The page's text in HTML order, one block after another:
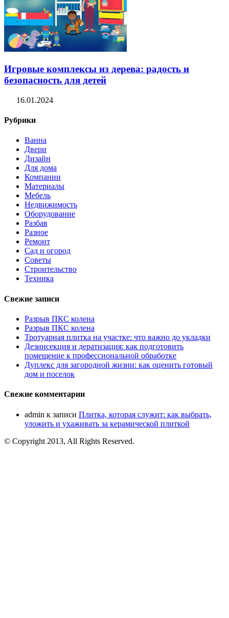
Игровые комплексы из дерева: радость и
безопасность для детей
16.01.2024
Рубрики
Ванна
Двери
Дизайн
Для дома
Компании
Материалы
Мебель
Недвижимость
Оборудование
Разбав
Разное
Ремонт
Сад и огород
Советы
Строительство
Техника
Свежие записи
Разрыв ПКС колена
Разрыв ПКС колена
Тротуарная плитка на участке: что важно до укладки
Дезинсекция и дератизация: как подготовить
помещение к профессиональной обработке
Дуплекс для загородной жизни: как оценить готовый
дом и поселок
Свежие комментарии
admin к записи Плитка, которая служит: как выбрать,
уложить и ухаживать за керамической плиткой
© Copyright 2013, All Rights Reserved.